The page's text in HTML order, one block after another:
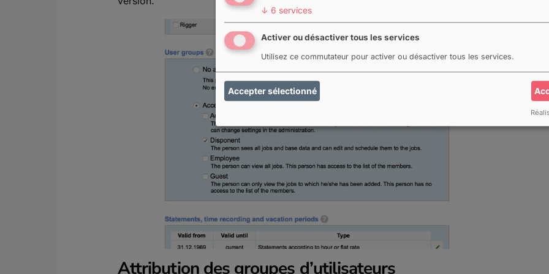
Attribution des groupes d’utilisateurs
↓ 6 services
Activer ou désactiver tous les services
Utilisez ce commutateur pour activer ou désactiver tous les services.
Accepter sélectionné